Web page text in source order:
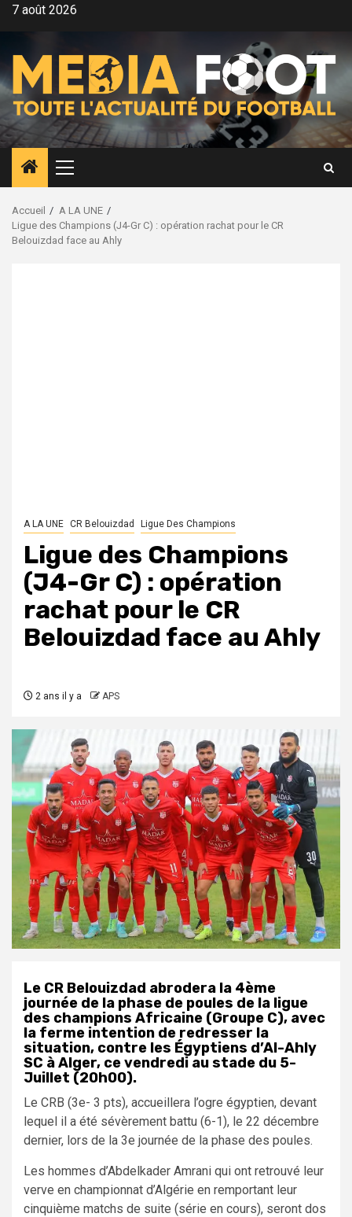
Aller7 août 2026
Menu
principal
Accueil
A LA UNE
Ligue des Champions (J4-Gr C) : opération rachat pour le CR
Belouizdad face au Ahly
A LA UNE CR Belouizdad Ligue Des Champions
Ligue des Champions
(J4-Gr C) : opération
rachat pour le CR
Belouizdad face au Ahly
2 ans il y a APS
Le CR Belouizdad abrodera la 4ème
journée de la phase de poules de la ligue
des champions Africaine (Groupe C), avec
la ferme intention de redresser la
situation, contre les Égyptiens d’Al-Ahly
SC à Alger, ce vendredi au stade du 5-
Juillet (20h00).
Le CRB (3e- 3 pts), accueillera l’ogre égyptien, devant
lequel il a été sévèrement battu (6-1), le 22 décembre
dernier, lors de la 3e journée de la phase des poules.
Les hommes d’Abdelkader Amrani qui ont retrouvé leur
verve en championnat d’Algérie en remportant leur
cinquième matchs de suite (série en cours), seront dos